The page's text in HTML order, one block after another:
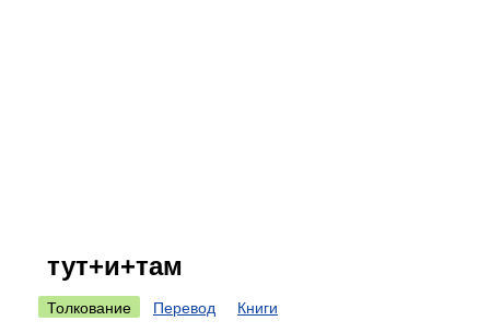
тут+и+там
Толкование Перевод Книги